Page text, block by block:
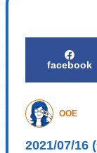
facebook
OOE
2021/07/16
!function(e,a,t){var
img.wp-smiley,
img.emoji {
display: inline
border: none
box-shadow: none